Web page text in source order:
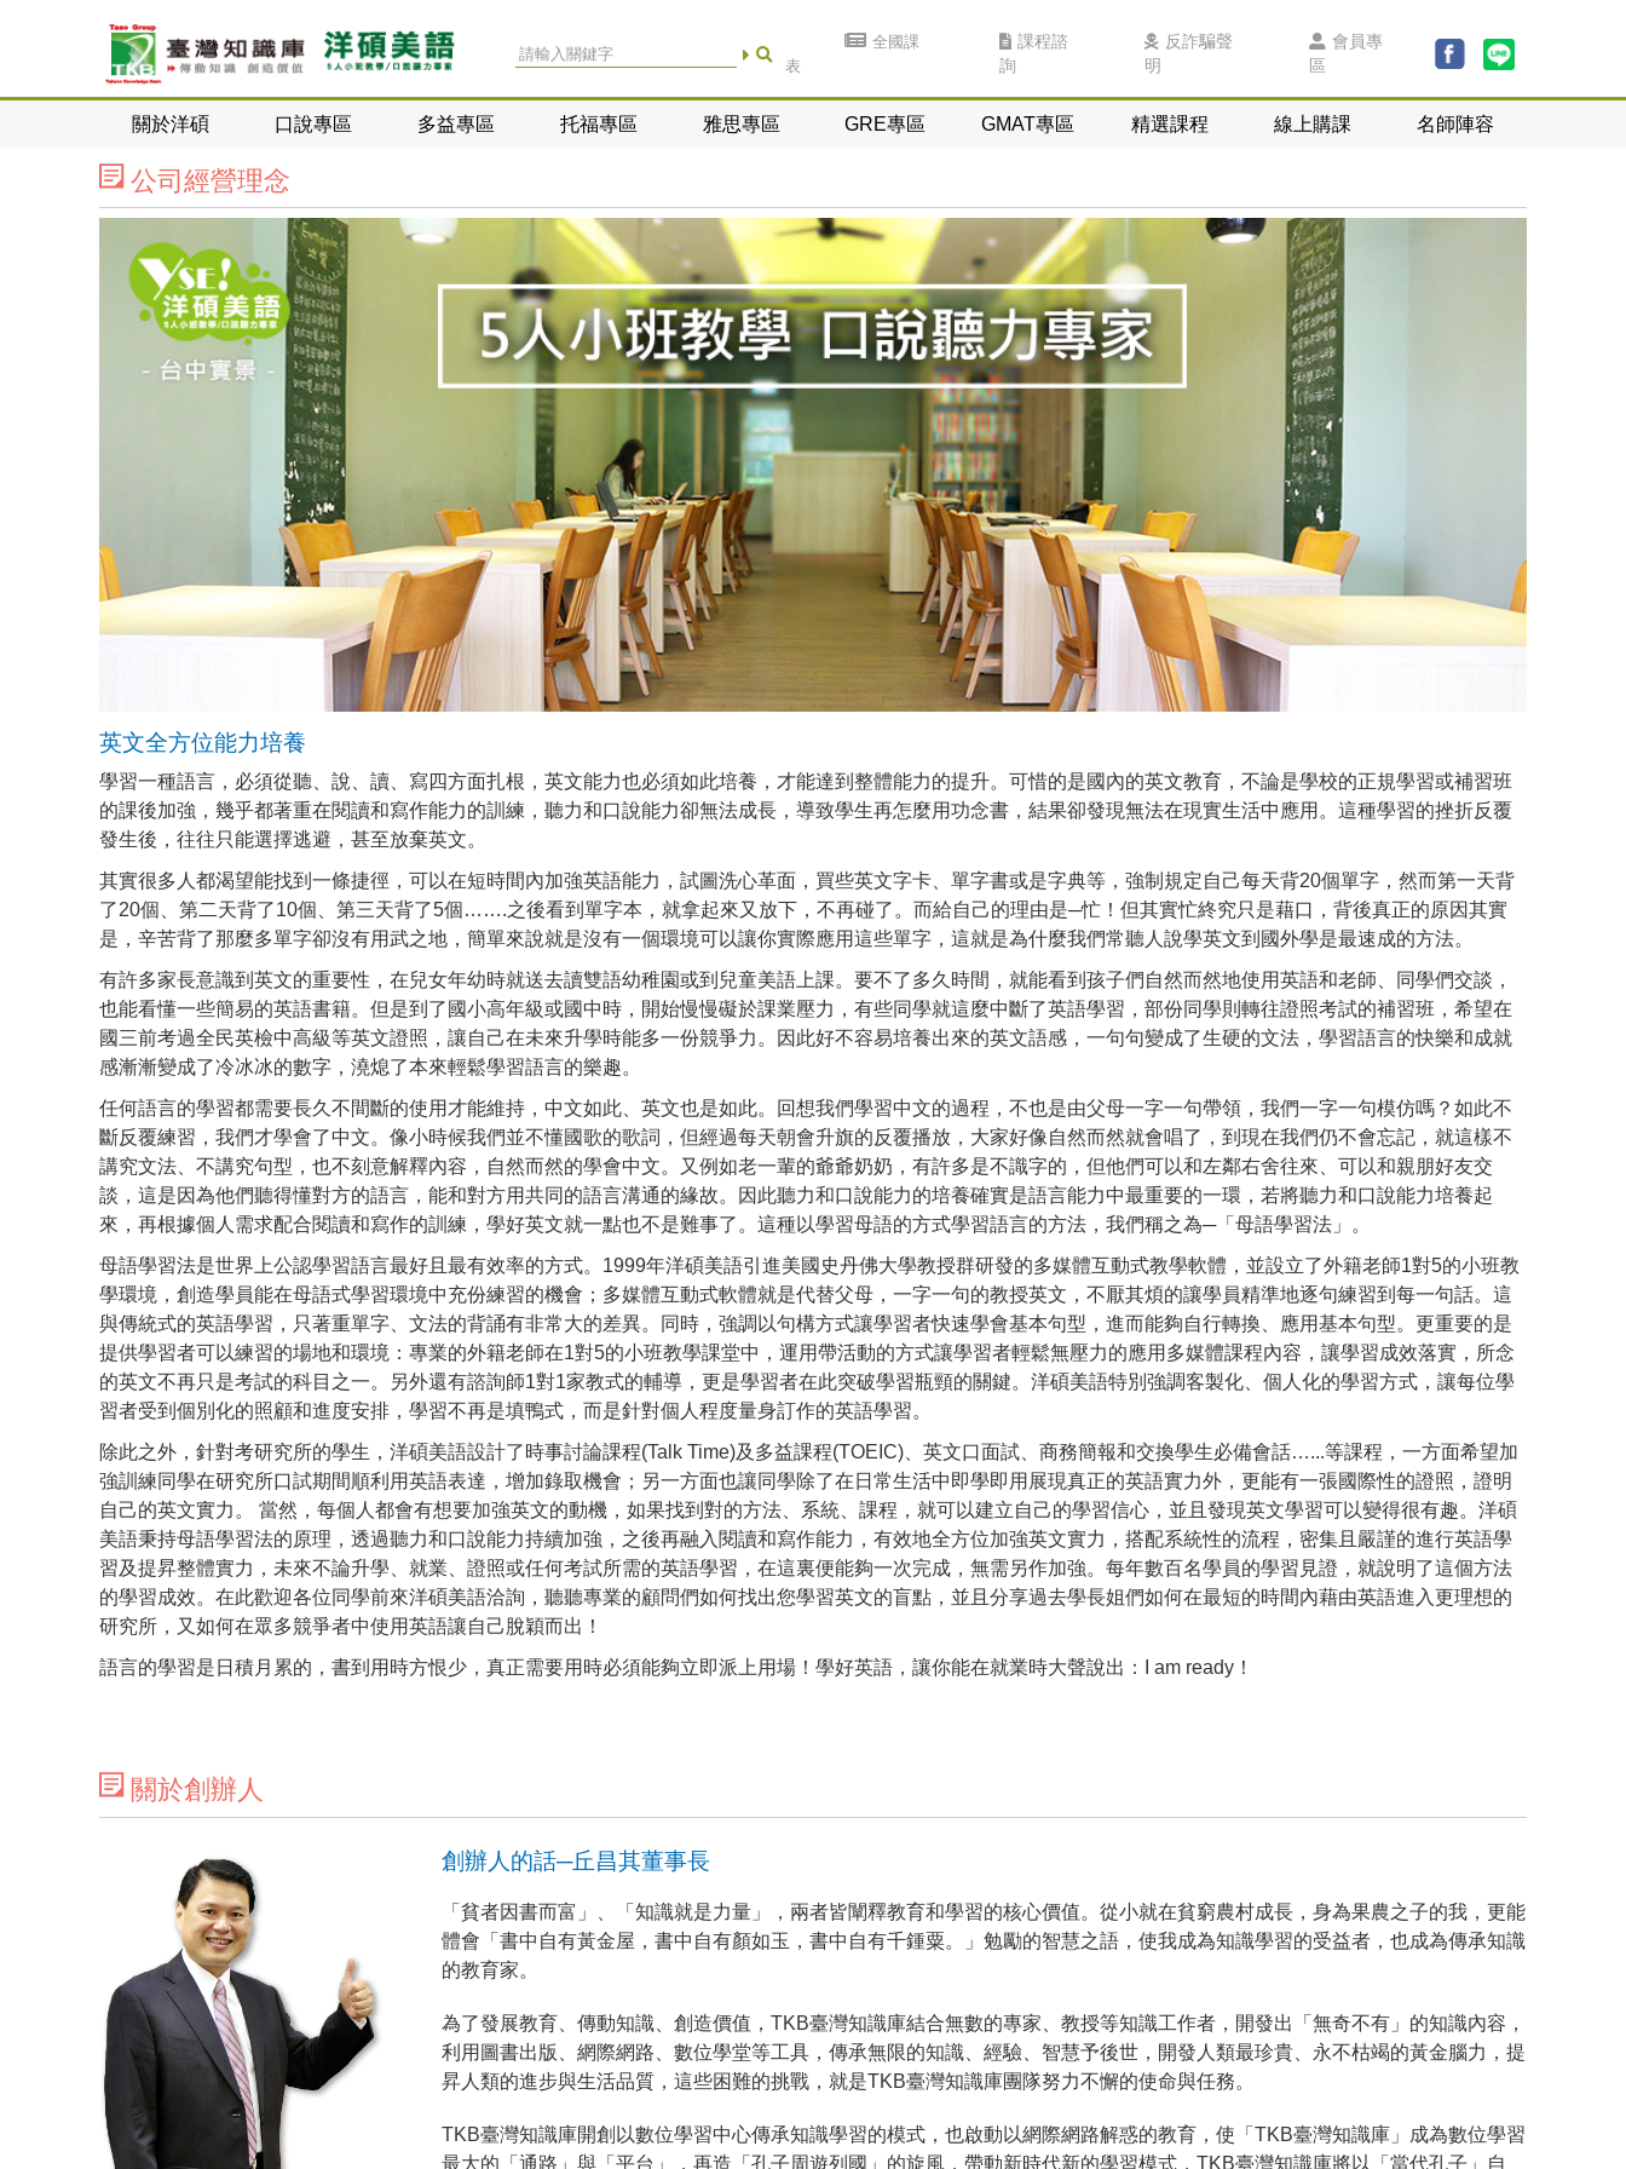
全國課
表
課程諮
詢
反詐騙聲
明
會員專
區
關於洋碩 口說專區 多益專區 托福專區 雅思專區 GRE專區 GMAT專區 精選課程 線上購課 名師陣容
公司經營理念
英文全方位能力培養
學習一種語言，必須從聽、說、讀、寫四方面扎根，英文能力也必須如此培養，才能達到整體能力的提升。可惜的是國內的英文教育，不論是學校的正規學習或補習班
的課後加強，幾乎都著重在閱讀和寫作能力的訓練，聽力和口說能力卻無法成長，導致學生再怎麼用功念書，結果卻發現無法在現實生活中應用。這種學習的挫折反覆
發生後，往往只能選擇逃避，甚至放棄英文。
其實很多人都渴望能找到一條捷徑，可以在短時間內加強英語能力，試圖洗心革面，買些英文字卡、單字書或是字典等，強制規定自己每天背20個單字，然而第一天背
了20個、第二天背了10個、第三天背了5個…….之後看到單字本，就拿起來又放下，不再碰了。而給自己的理由是─忙！但其實忙終究只是藉口，背後真正的原因其實
是，辛苦背了那麼多單字卻沒有用武之地，簡單來說就是沒有一個環境可以讓你實際應用這些單字，這就是為什麼我們常聽人說學英文到國外學是最速成的方法。
有許多家長意識到英文的重要性，在兒女年幼時就送去讀雙語幼稚園或到兒童美語上課。要不了多久時間，就能看到孩子們自然而然地使用英語和老師、同學們交談，
也能看懂一些簡易的英語書籍。但是到了國小高年級或國中時，開始慢慢礙於課業壓力，有些同學就這麼中斷了英語學習，部份同學則轉往證照考試的補習班，希望在
國三前考過全民英檢中高級等英文證照，讓自己在未來升學時能多一份競爭力。因此好不容易培養出來的英文語感，一句句變成了生硬的文法，學習語言的快樂和成就
感漸漸變成了冷冰冰的數字，澆熄了本來輕鬆學習語言的樂趣。
任何語言的學習都需要長久不間斷的使用才能維持，中文如此、英文也是如此。回想我們學習中文的過程，不也是由父母一字一句帶領，我們一字一句模仿嗎？如此不
斷反覆練習，我們才學會了中文。像小時候我們並不懂國歌的歌詞，但經過每天朝會升旗的反覆播放，大家好像自然而然就會唱了，到現在我們仍不會忘記，就這樣不
講究文法、不講究句型，也不刻意解釋內容，自然而然的學會中文。又例如老一輩的爺爺奶奶，有許多是不識字的，但他們可以和左鄰右舍往來、可以和親朋好友交
談，這是因為他們聽得懂對方的語言，能和對方用共同的語言溝通的緣故。因此聽力和口說能力的培養確實是語言能力中最重要的一環，若將聽力和口說能力培養起
來，再根據個人需求配合閱讀和寫作的訓練，學好英文就一點也不是難事了。這種以學習母語的方式學習語言的方法，我們稱之為─「母語學習法」。
母語學習法是世界上公認學習語言最好且最有效率的方式。1999年洋碩美語引進美國史丹佛大學教授群研發的多媒體互動式教學軟體，並設立了外籍老師1對5的小班教
學環境，創造學員能在母語式學習環境中充份練習的機會；多媒體互動式軟體就是代替父母，一字一句的教授英文，不厭其煩的讓學員精準地逐句練習到每一句話。這
與傳統式的英語學習，只著重單字、文法的背誦有非常大的差異。同時，強調以句構方式讓學習者快速學會基本句型，進而能夠自行轉換、應用基本句型。更重要的是
提供學習者可以練習的場地和環境：專業的外籍老師在1對5的小班教學課堂中，運用帶活動的方式讓學習者輕鬆無壓力的應用多媒體課程內容，讓學習成效落實，所念
的英文不再只是考試的科目之一。另外還有諮詢師1對1家教式的輔導，更是學習者在此突破學習瓶頸的關鍵。洋碩美語特別強調客製化、個人化的學習方式，讓每位學
習者受到個別化的照顧和進度安排，學習不再是填鴨式，而是針對個人程度量身訂作的英語學習。
除此之外，針對考研究所的學生，洋碩美語設計了時事討論課程(Talk Time)及多益課程(TOEIC)、英文口面試、商務簡報和交換學生必備會話…...等課程，一方面希望加
強訓練同學在研究所口試期間順利用英語表達，增加錄取機會；另一方面也讓同學除了在日常生活中即學即用展現真正的英語實力外，更能有一張國際性的證照，證明
自己的英文實力。 當然，每個人都會有想要加強英文的動機，如果找到對的方法、系統、課程，就可以建立自己的學習信心，並且發現英文學習可以變得很有趣。洋碩
美語秉持母語學習法的原理，透過聽力和口說能力持續加強，之後再融入閱讀和寫作能力，有效地全方位加強英文實力，搭配系統性的流程，密集且嚴謹的進行英語學
習及提昇整體實力，未來不論升學、就業、證照或任何考試所需的英語學習，在這裏便能夠一次完成，無需另作加強。每年數百名學員的學習見證，就說明了這個方法
的學習成效。在此歡迎各位同學前來洋碩美語洽詢，聽聽專業的顧問們如何找出您學習英文的盲點，並且分享過去學長姐們如何在最短的時間內藉由英語進入更理想的
研究所，又如何在眾多競爭者中使用英語讓自己脫穎而出！
語言的學習是日積月累的，書到用時方恨少，真正需要用時必須能夠立即派上用場！學好英語，讓你能在就業時大聲說出：I am ready！
關於創辦人
創辦人的話─丘昌其董事長
「貧者因書而富」、「知識就是力量」，兩者皆闡釋教育和學習的核心價值。從小就在貧窮農村成長，身為果農之子的我，更能
體會「書中自有黃金屋，書中自有顏如玉，書中自有千鍾粟。」勉勵的智慧之語，使我成為知識學習的受益者，也成為傳承知識
的教育家。
為了發展教育、傳動知識、創造價值，TKB臺灣知識庫結合無數的專家、教授等知識工作者，開發出「無奇不有」的知識內容，
利用圖書出版、網際網路、數位學堂等工具，傳承無限的知識、經驗、智慧予後世，開發人類最珍貴、永不枯竭的黃金腦力，提
昇人類的進步與生活品質，這些困難的挑戰，就是TKB臺灣知識庫團隊努力不懈的使命與任務。
TKB臺灣知識庫開創以數位學習中心傳承知識學習的模式，也啟動以網際網路解惑的教育，使「TKB臺灣知識庫」成為數位學習
最大的「通路」與「平台」，再造「孔子周遊列國」的旋風，帶動新時代新的學習模式，TKB臺灣知識庫將以「當代孔子」自